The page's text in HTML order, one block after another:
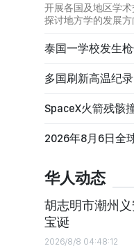
开展各国及地区学
探讨地方学的发展方
泰国一学校发生
多国刷新高温纪
SpaceX火箭残骸
2026年8月6日全
华人动态
胡志明市潮州
宝诞
2026/8/8 04:48:12